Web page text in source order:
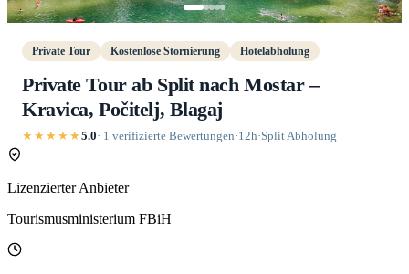
Private Tour Kostenlose Stornierung Hotelabholung
Private Tour ab Split nach Mostar –
Kravica, Počitelj, Blagaj
★★★★★5.0· 1 verifizierte Bewertungen·12h·Split Abholung
Lizenzierter Anbieter
Tourismusministerium FBiH